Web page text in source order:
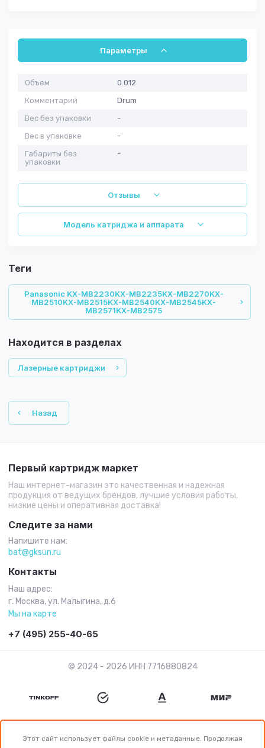
Параметры
Объем
0.012
Комментарий
Drum
Вес без упаковки
-
Вес в упаковке
-
Габариты без
упаковки
-
Отзывы
Модель катриджа и аппарата
теги
Panasonic KX-MB2230KX-MB2235KX-MB2270KX-
MB2510KX-MB2515KX-MB2540KX-MB2545KX-
MB2571KX-MB2575
Находится в разделах
Лазерные картриджи
Назад
Первый картридж маркет
Наш интернет-магазин это качественная и надежная
продукция от ведущих брендов, лучшие условия работы,
низкие цены и оперативная доставка!
Следите за нами
Напишите нам:
bat@gksun.ru
Контакты
Наш адрес:
г. Москва, ул. Малыгина, д.6
Мы на карте
+7 (495) 255-40-65
© 2024 - 2026 ИНН 7716880824
Этот сайт использует файлы cookie и метаданные. Продолжая